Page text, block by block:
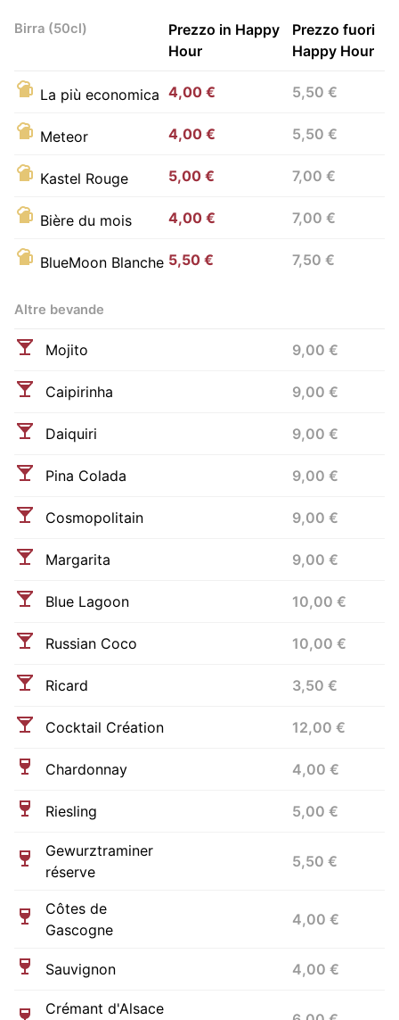
Birra (50cl)
Prezzo in Happy
Hour
Prezzo fuori
Happy Hour
La più economica 4,00 € 5,50 €
Meteor 4,00 € 5,50 €
Kastel Rouge 5,00 € 7,00 €
Bière du mois 4,00 € 7,00 €
BlueMoon Blanche 5,50 € 7,50 €
Altre bevande
Mojito 9,00 €
Caipirinha 9,00 €
Daiquiri 9,00 €
Pina Colada 9,00 €
Cosmopolitain 9,00 €
Margarita 9,00 €
Blue Lagoon 10,00 €
Russian Coco 10,00 €
Ricard 3,50 €
Cocktail Création 12,00 €
Chardonnay 4,00 €
Riesling 5,00 €
Gewurztraminer
réserve
5,50 €
Côtes de
Gascogne
4,00 €
Sauvignon 4,00 €
Crémant d'Alsace